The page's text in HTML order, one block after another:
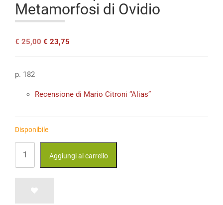
Metamorfosi di Ovidio
Il
originale
era:
€ 25,00.
€ 25,00 Il
attuale
€ 23,75
p. 182
Recensione di Mario Citroni “Alias”
Disponibile
Pigmalione.
Illusione
Aggiungi al carrello